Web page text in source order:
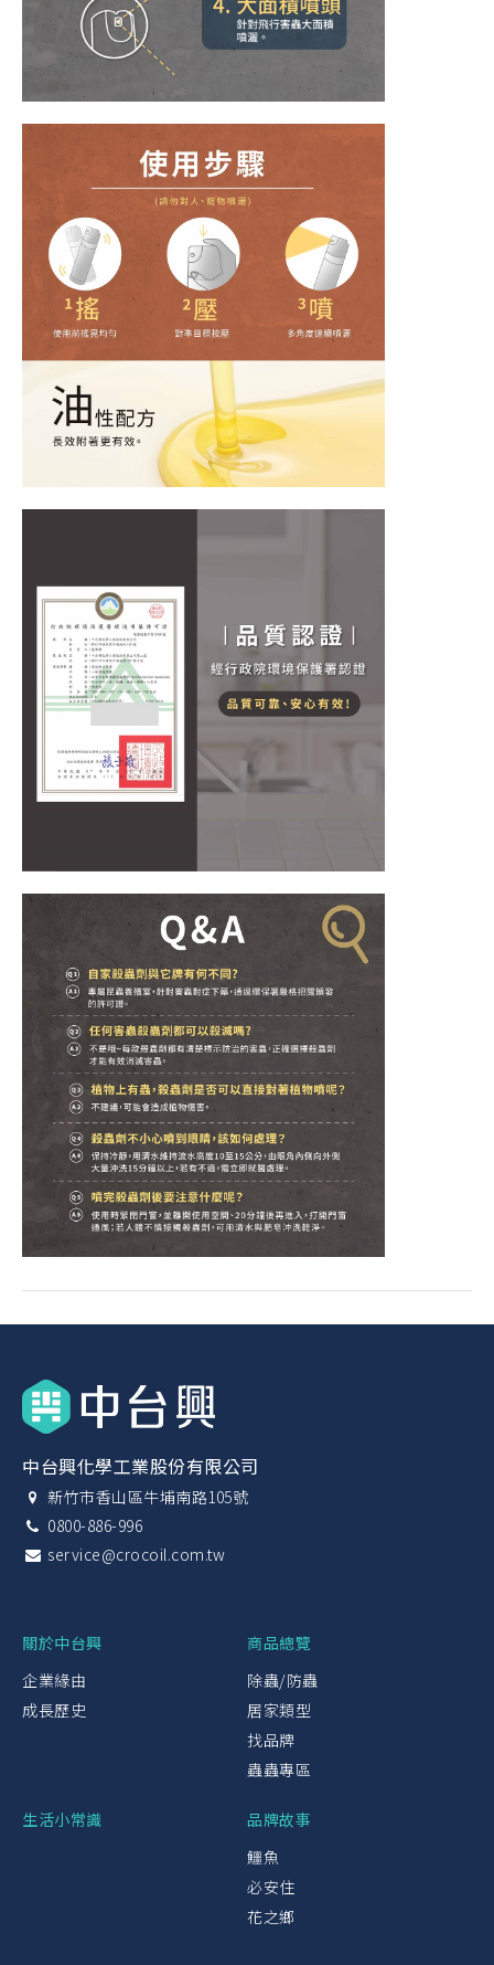
中台興化學工業股份有限公司
新竹市香山區牛埔南路105號
0800-886-996
service@crocoil.com.tw
關於中台興
企業緣由
成長歷史
商品總覽
除蟲/防蟲
居家類型
找品牌
蟲蟲專區
生活小常識
品牌故事
鱷魚
必安住
花之鄉